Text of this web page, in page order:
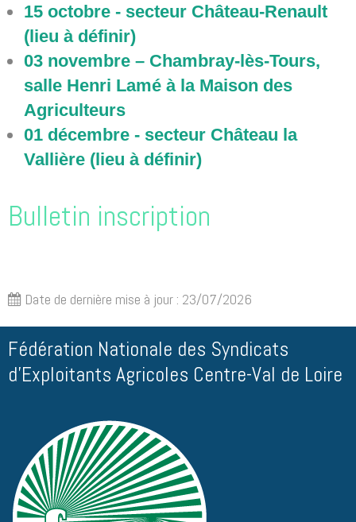
15 octobre - secteur Château-Renault
(lieu à définir)
03 novembre – Chambray-lès-Tours,
salle Henri Lamé à la Maison des
Agriculteurs
01 décembre - secteur Château la
Vallière (lieu à définir)
Bulletin inscription
Date de dernière mise à jour : 23/07/2026
Fédération Nationale des Syndicats
d'Exploitants Agricoles Centre-Val de Loire